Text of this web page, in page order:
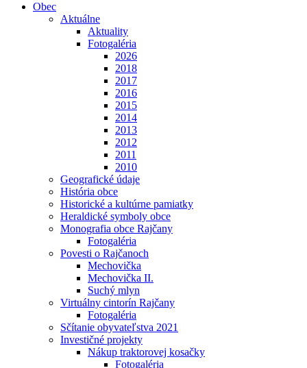
Obec
Aktuálne
Aktuality
Fotogaléria
2026
2018
2017
2016
2015
2014
2013
2012
2011
2010
Geografické údaje
História obce
Historické a kultúrne pamiatky
Heraldické symboly obce
Monografia obce Rajčany
Fotogaléria
Povesti o Rajčanoch
Mechovička
Mechovička II.
Suchý mlyn
Virtuálny cintorín Rajčany
Fotogaléria
Sčítanie obyvateľstva 2021
Investičné projekty
Nákup traktorovej kosačky
Fotogaléria